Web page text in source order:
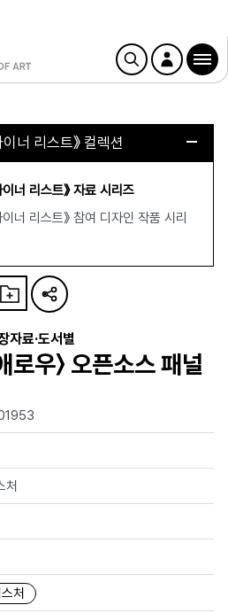
너 리스트》 컬렉션
너 리스트》 자료 시리즈
너 리스트》 참여 디자인 작품 시리
자료·도서별
로우〉 오픈소스 패널
처
처